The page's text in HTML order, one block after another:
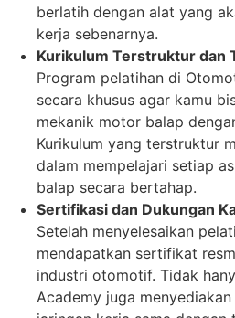
berlatih dengan alat yang
kerja sebenarnya.
Kurikulum Terstruktur dan
Program pelatihan di
secara khusus agar kamu
mekanik motor balap
Kurikulum yang terstruktur
dalam mempelajari setiap
balap secara bertahap.
Sertifikasi dan Dukungan
Setelah menyelesaikan
mendapatkan sertifikat
industri otomotif. Tidak
Academy juga